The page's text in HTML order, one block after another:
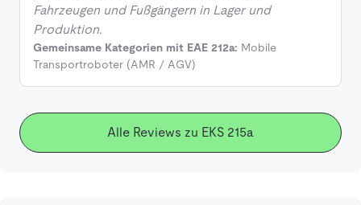
Fahrzeugen und Fußgängern in Lager und
Produktion.
Gemeinsame Kategorien mit EAE 212a: Mobile
Transportroboter (AMR / AGV)
Alle Reviews zu EKS 215a